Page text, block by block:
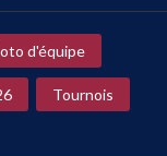
d'équipe
Tournois